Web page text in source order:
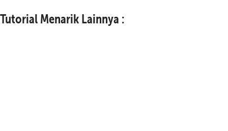
Tutorial Menarik Lainnya :